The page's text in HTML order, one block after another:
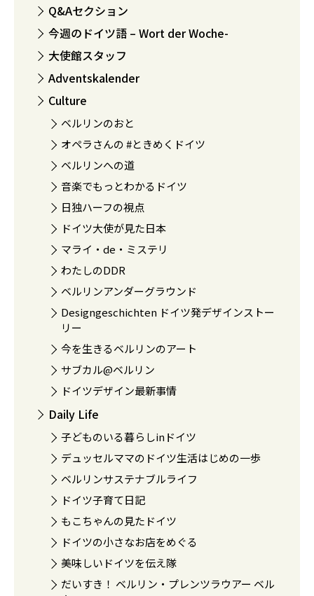
Q&Aセクション
今週のドイツ語 – Wort der Woche-
大使館スタッフ
Adventskalender
Culture
ベルリンのおと
オペラさんの #ときめくドイツ
ベルリンへの道
音楽でもっとわかるドイツ
日独ハーフの視点
ドイツ大使が見た日本
マライ・de・ミステリ
わたしのDDR
ベルリンアンダーグラウンド
Designgeschichten ドイツ発デザインストー
リー
今を生きるベルリンのアート
サブカル@ベルリン
ドイツデザイン最新事情
Daily Life
子どものいる暮らしinドイツ
デュッセルママのドイツ生活はじめの一歩
ベルリンサステナブルライフ
ドイツ子育て日記
もこちゃんの見たドイツ
ドイツの小さなお店をめぐる
美味しいドイツを伝え隊
だいすき！ ベルリン・プレンツラウアー ベル